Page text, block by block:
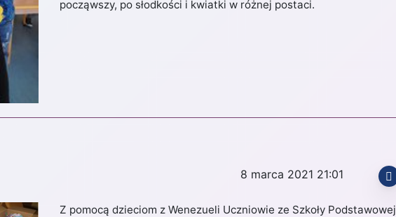
począwszy, po słodkości i kwiatki w różnej postaci.
8 marca 2021 21:01
Z pomocą dzieciom z Wenezueli Uczniowie ze Szkoły Podstawowej